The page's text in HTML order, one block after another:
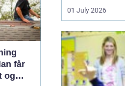
og
badeværelser,
og andre
fugerne omkring
bruseniche,
køkkenbord eller
natursten ikke
01 July 2026